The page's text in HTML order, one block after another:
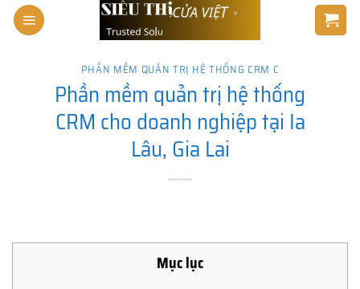
Skip
PHẦN MỀM QUẢN TRỊ HỆ THỐNG CRM C
Phần mềm quản trị hệ thống
CRM cho doanh nghiệp tại Ia
Lâu, Gia Lai
Mục lục